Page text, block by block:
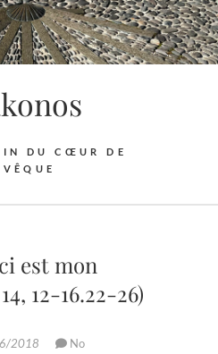
DU CŒUR DE
est mon
12-16.22-26)
2018
No